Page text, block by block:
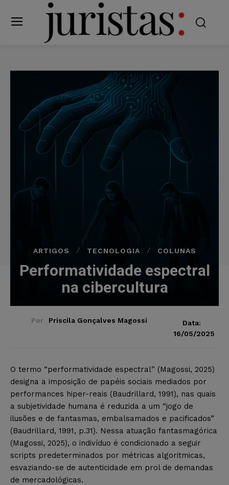
ARTIGOS TECNOLOGIA COLUNAS
Performatividade espectral
na cibercultura
Por Priscila Gonçalves Magossi
Data:
16/05/2025
O termo “performatividade espectral” (Magossi, 2025)
designa a imposição de papéis sociais mediados por
performances hiper-reais (Baudrillard, 1991), nas quais
a subjetividade humana é reduzida a um “jogo de
ilusões e de fantasmas, embalsamados e pacificados”
(Baudrillard, 1991, p.31). Nessa atuação fantasmagórica
(Magossi, 2025), o indivíduo é condicionado a seguir
scripts predeterminados por métricas algoritmicas,
esvaziando-se de autenticidade em prol de demandas
de mercadológicas.